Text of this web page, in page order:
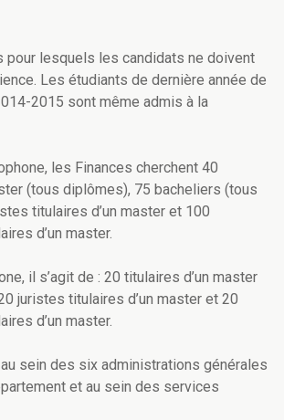
pour lesquels les candidats ne doivent
Les étudiants de dernière année de
2015 sont même admis à la
les Finances cherchent 40
(tous diplômes), 75 bacheliers (tous
titulaires d’un master et 100
d’un master.
il s’agit de : 20 titulaires d’un master
juristes titulaires d’un master et 20
d’un master.
au sein des six administrations générales
et au sein des services